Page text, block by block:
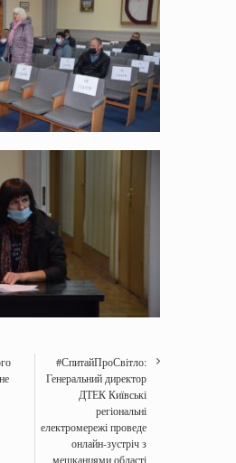
#СпитайПроСвітло:
Генеральний директор
ДТЕК Київські
регіональні
електромережі проведе
онлайн-зустріч з
мешканцями області